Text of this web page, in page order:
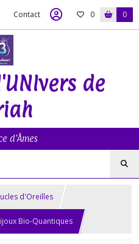
Contact 0 0
de
d'Âmes
d'Oreilles
Bio-Quantiques